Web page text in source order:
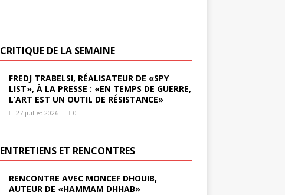
CRITIQUE DE LA SEMAINE
FREDJ TRABELSI, RÉALISATEUR DE «SPY
LIST», À LA PRESSE : «EN TEMPS DE GUERRE,
L’ART EST UN OUTIL DE RÉSISTANCE»
27 juillet 2026 0
ENTRETIENS ET RENCONTRES
RENCONTRE AVEC MONCEF DHOUIB,
AUTEUR DE «HAMMAM DHHAB»